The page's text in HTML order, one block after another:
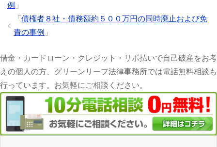
例 」
「 債権者８社・債務額約５００万円の同時廃止および免
責の事例 」
借金・カードローン・クレジット・リボ払いで自己破産をお考
えの個人の方、グリーンリーフ法律事務所では電話無料相談も
行っています。お気軽にご相談ください。